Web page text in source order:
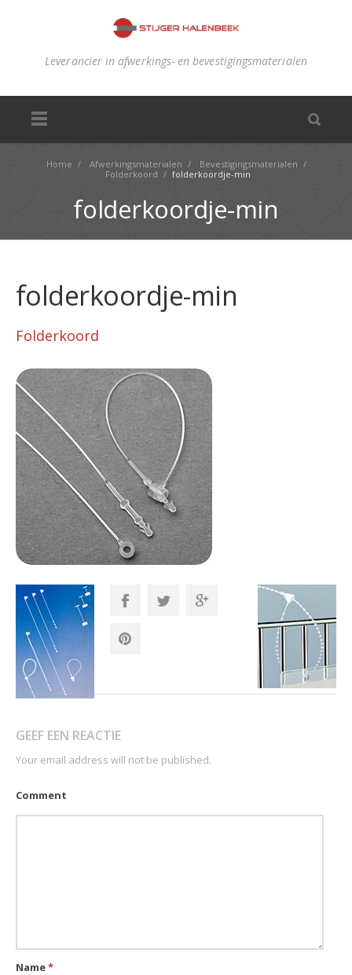
Leverancier in afwerkings- en bevestigingsmaterialen
Home / Afwerkingsmaterialen / Bevestigingsmaterialen /
Folderkoord / folderkoordje-min
folderkoordje-min
folderkoordje-min
Folderkoord
GEEF EEN REACTIE
Your email address will not be published.
Comment
Name*